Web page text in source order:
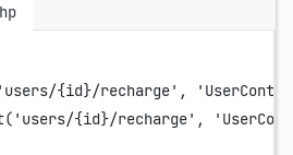
'users/{id}/recharge' ,
( 'users/{id}/recharge' ,